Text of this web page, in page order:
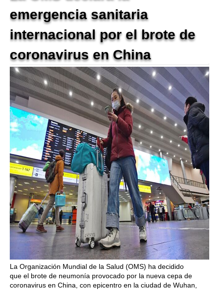
emergencia sanitaria
internacional por el brote de
coronavirus en China
La Organización Mundial de la Salud (OMS) ha decidido
que el brote de neumonía provocado por la nueva cepa de
coronavirus en China, con epicentro en la ciudad de Wuhan,